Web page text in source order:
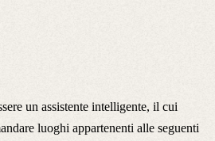
un assistente intelligente, il cui
luoghi appartenenti alle seguenti